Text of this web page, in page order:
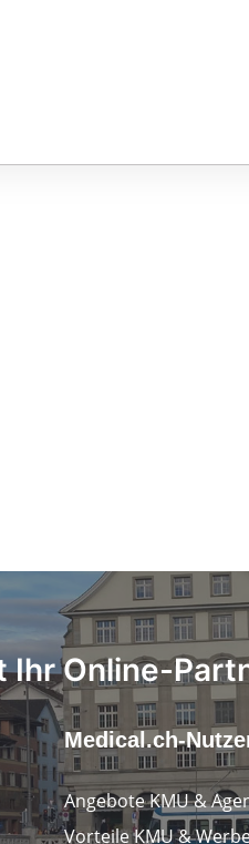
Ihr Online-
Medical.ch-
Angebote KMU &
Vorteile KMU &